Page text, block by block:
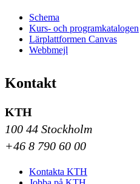
Schema
Kurs- och programkatalogen
Lärplattformen Canvas
Webbmejl
Kontakt
KTH
100 44 Stockholm
+46 8 790 60 00
Kontakta KTH